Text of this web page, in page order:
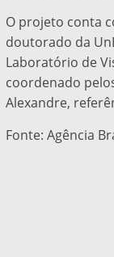
O projeto conta
doutorado da
Laboratório de
coordenado
Alexandre,
Fonte: Agência